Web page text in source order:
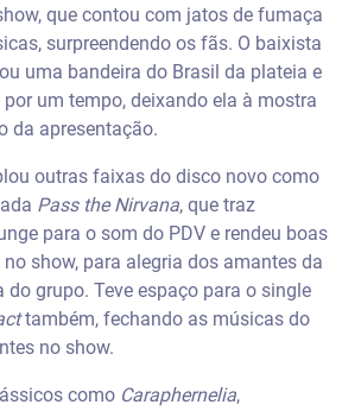
que contou com jatos de fumaça
surpreendendo os fãs. O baixista
uma bandeira do Brasil da plateia e
um tempo, deixando ela à mostra
da apresentação.
outras faixas do disco novo como
Pass the Nirvana, que traz
para o som do PDV e rendeu boas
show, para alegria dos amantes da
do grupo. Teve espaço para o single
também, fechando as músicas do
no show.
como Caraphernelia,